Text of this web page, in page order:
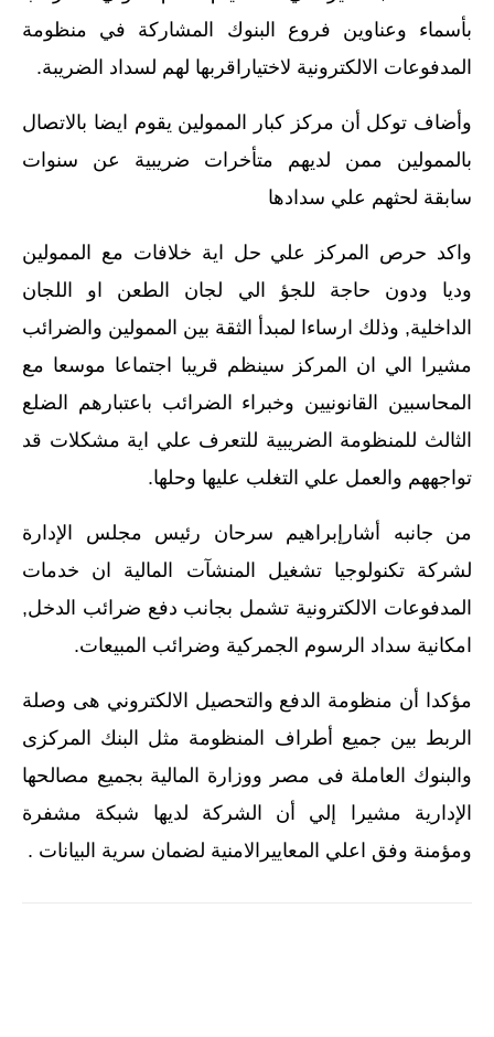
بأسماء وعناوين فروع البنوك المشاركة في منظومة
المدفوعات الالكترونية لاختياراقربها لهم لسداد الضريبة.
وأضاف توكل أن مركز كبار الممولين يقوم ايضا بالاتصال
بالممولين ممن لديهم متأخرات ضريبية عن سنوات
سابقة لحثهم علي سدادها
واكد حرص المركز علي حل اية خلافات مع الممولين
وديا ودون حاجة للجؤ الي لجان الطعن او اللجان
الداخلية, وذلك ارساءا لمبدأ الثقة بين الممولين والضرائب
مشيرا الي ان المركز سينظم قريبا اجتماعا موسعا مع
المحاسبين القانونيين وخبراء الضرائب باعتبارهم الضلع
الثالث للمنظومة الضريبية للتعرف علي اية مشكلات قد
تواجههم والعمل علي التغلب عليها وحلها.
من جانبه أشارإبراهيم سرحان رئيس مجلس الإدارة
لشركة تكنولوجيا تشغيل المنشآت المالية ان خدمات
المدفوعات الالكترونية تشمل بجانب دفع ضرائب الدخل,
امكانية سداد الرسوم الجمركية وضرائب المبيعات.
مؤكدا أن منظومة الدفع والتحصيل الالكتروني هى وصلة
الربط بين جميع أطراف المنظومة مثل البنك المركزى
والبنوك العاملة فى مصر ووزارة المالية بجميع مصالحها
الإدارية مشيرا إلي أن الشركة لديها شبكة مشفرة
ومؤمنة وفق اعلي المعاييرالامنية لضمان سرية البيانات .